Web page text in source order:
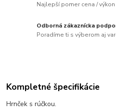
Najlepší pomer cena /
Odborná zákaznícka
Poradíme ti s výberom aj
Kompletné špecifikácie
Hrnček s rúčkou.